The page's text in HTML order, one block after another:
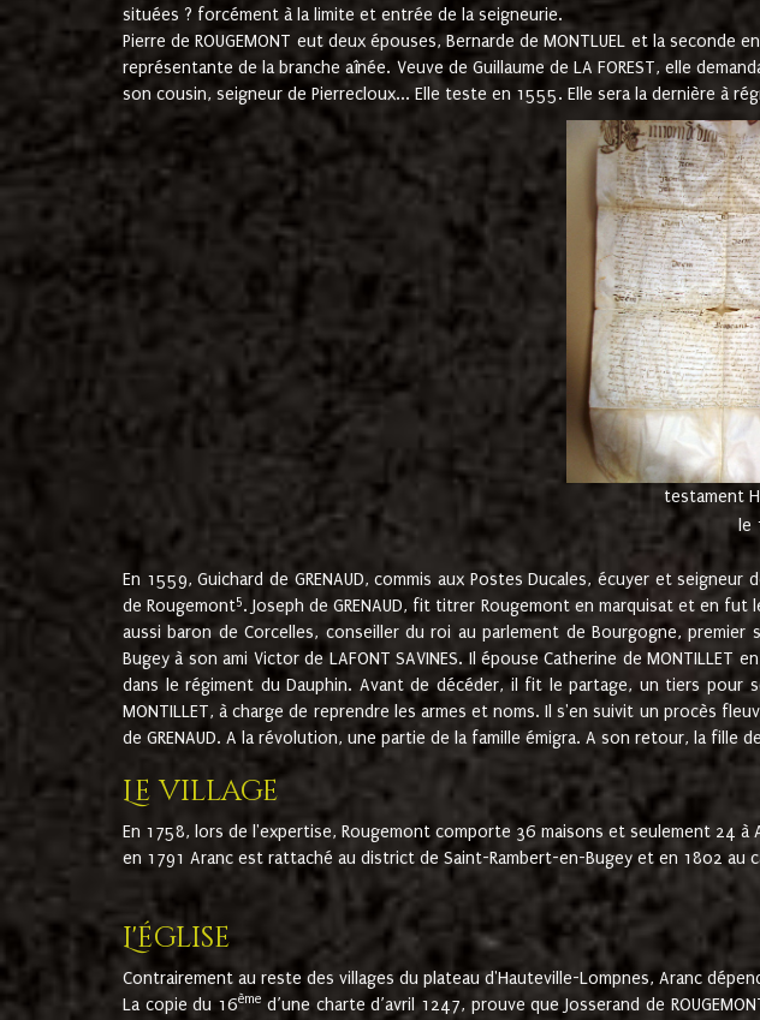
situées ? forcément à la limite et entrée de la seigneurie.
Pierre de ROUGEMONT eut deux épouses, Bernarde de MONTLUEL et la
représentante de la branche aînée. Veuve de Guillaume de LA FOREST, elle
son cousin, seigneur de Pierrecloux... Elle teste en 1555. Elle sera la dernière à
testament
le
En 1559, Guichard de GRENAUD, commis aux Postes Ducales, écuyer et
de Rougemont5. Joseph de GRENAUD, fit titrer Rougemont en marquisat et en fut
aussi baron de Corcelles, conseiller du roi au parlement de Bourgogne,
Bugey à son ami Victor de LAFONT SAVINES. Il épouse Catherine de
dans le régiment du Dauphin. Avant de décéder, il fit le partage, un tiers pour
MONTILLET, à charge de reprendre les armes et noms. Il s'en suivit un procès
de GRENAUD. A la révolution, une partie de la famille émigra. A son retour, la fille
Le village
En 1758, lors de l'expertise, Rougemont comporte 36 maisons et seulement 24 à
en 1791 Aranc est rattaché au district de Saint-Rambert-en-Bugey et en 1802 au
L'église
Contrairement au reste des villages du plateau d'Hauteville-Lompnes, Aranc
La copie du 16ème d’une charte d’avril 1247, prouve que Josserand de